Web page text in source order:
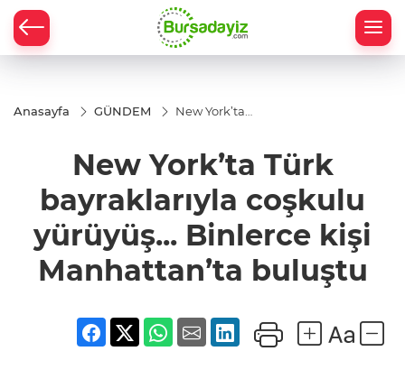
Anasayfa GÜNDEM
New York’ta
coşkulu
yürüyüş...
Manhattan’ta
buluştu
New York’ta Türk
bayraklarıyla coşkulu
yürüyüş... Binlerce kişi
Manhattan’ta buluştu